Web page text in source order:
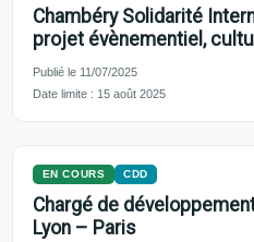
Chambéry Solidarité
projet évènementiel,
Publié le 11/07/2025
Date limite : 15 août 2025
EN COURS CDD
Chargé de
Lyon – Paris